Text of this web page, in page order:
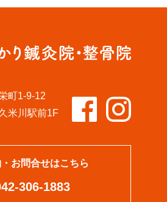
町1-9-12
米川駅前1F
お問合せはこちら
306-1883